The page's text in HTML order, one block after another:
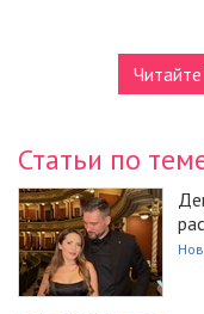
Статьи по